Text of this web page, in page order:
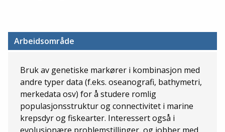
Arbeidsområde
Bruk av genetiske markører i kombinasjon med
andre typer data (f.eks. oseanografi, bathymetri,
merkedata osv) for å studere romlig
populasjonsstruktur og connectivitet i marine
krepsdyr og fiskearter. Interessert også i
evolusjonære problemstillinger, og jobber med